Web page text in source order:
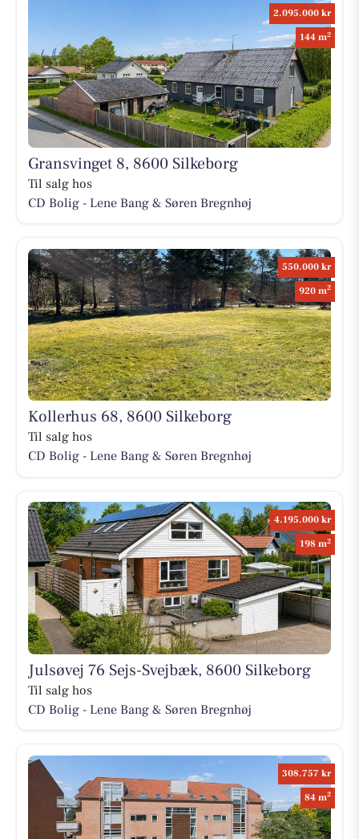
2.095.000 kr
144 m2
Gransvinget 8, 8600 Silkeborg
Til salg hos
CD Bolig - Lene Bang & Søren Bregnhøj
550.000 kr
920 m2
Kollerhus 68, 8600 Silkeborg
Til salg hos
CD Bolig - Lene Bang & Søren Bregnhøj
4.195.000 kr
198 m2
Julsøvej 76 Sejs-Svejbæk, 8600 Silkeborg
Til salg hos
CD Bolig - Lene Bang & Søren Bregnhøj
308.757 kr
84 m2